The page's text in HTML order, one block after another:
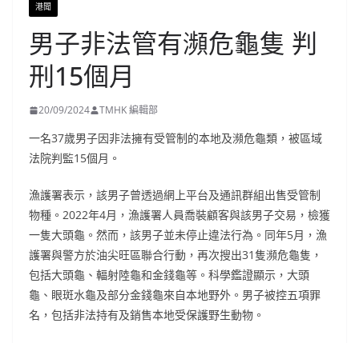
港聞
男子非法管有瀕危龜隻 判
刑15個月
20/09/2024 TMHK 編輯部
一名37歲男子因非法擁有受管制的本地及瀕危龜類，被區域
法院判監15個月。
漁護署表示，該男子曾透過網上平台及通訊群組出售受管制
物種。2022年4月，漁護署人員喬裝顧客與該男子交易，檢獲
一隻大頭龜。然而，該男子並未停止違法行為。同年5月，漁
護署與警方於油尖旺區聯合行動，再次搜出31隻瀕危龜隻，
包括大頭龜、輻射陸龜和金錢龜等。科學鑑證顯示，大頭
龜、眼斑水龜及部分金錢龜來自本地野外。男子被控五項罪
名，包括非法持有及銷售本地受保護野生動物。